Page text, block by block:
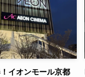
イオンモール京都